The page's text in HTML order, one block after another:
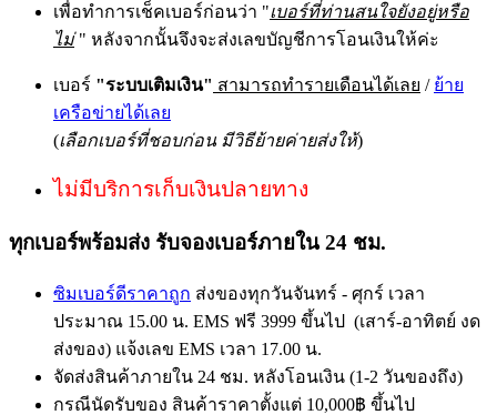
เพื่อทำการเช็คเบอร์ก่อนว่า "เบอร์ที่ท่านสนใจยังอยู่หรือ
ไม่" หลังจากนั้นจึงจะส่งเลขบัญชีการโอนเงินให้ค่ะ
เบอร์ "ระบบเติมเงิน" สามารถทำรายเดือนได้เลย / ย้าย
เครือข่ายได้เลย
(เลือกเบอร์ที่ชอบก่อน มีวิธีย้ายค่ายส่งให้)
ไม่มีบริการเก็บเงินปลายทาง
ทุกเบอร์พร้อมส่ง รับจองเบอร์ภายใน 24 ชม.
ซิมเบอร์ดีราคาถูก ส่งของทุกวันจันทร์ - ศุกร์ เวลา
ประมาณ 15.00 น. EMS ฟรี 3999 ขึ้นไป (เสาร์-อาทิตย์ งด
ส่งของ) แจ้งเลข EMS เวลา 17.00 น.
จัดส่งสินค้าภายใน 24 ชม. หลังโอนเงิน (1-2 วันของถึง)
กรณีนัดรับของ สินค้าราคาตั้งแต่ 10,000฿ ขึ้นไป